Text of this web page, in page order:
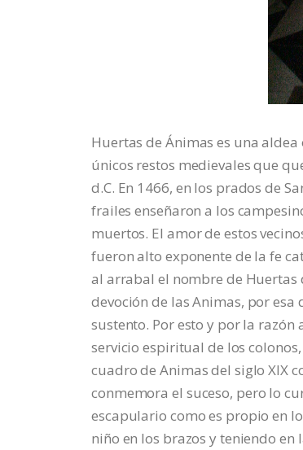
Huertas de Ánimas es una
únicos restos medievales que
d.C. En 1466, en los prados de
frailes enseñaron a los
muertos. El amor de estos
fueron alto exponente de la fe
al arrabal el nombre de Huertas
devoción de las Animas, por
sustento. Por esto y por la
servicio espiritual de los
cuadro de Animas del siglo XIX
conmemora el suceso, pero lo
escapulario como es propio en
niño en los brazos y teniendo